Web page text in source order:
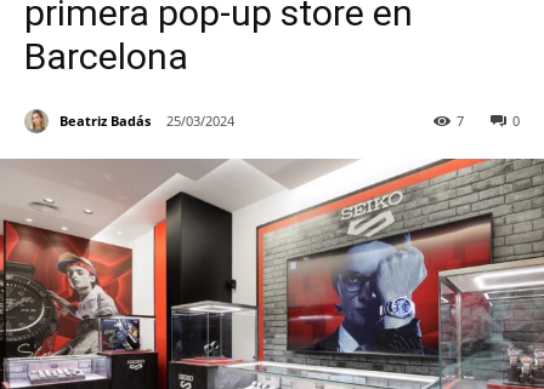
primera pop-up store en
Barcelona
Beatriz Badás 25/03/2024 0
7